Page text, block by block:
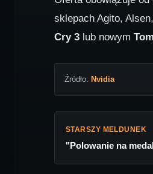
sklepach Agito,
Cry 3lub nowym
Źródło: Nvidia
STARSZY MELDUNEK
"Polowanie na